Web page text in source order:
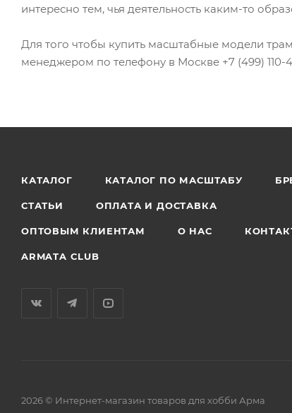
интересно тем, чья деятельность каким-то
Для того чтобы купить масштабные модели
менеджером по телефону в Москве +7 (499) 110-
КАТАЛОГ КАТАЛОГ ПО МАСШТАБУ
СТАТЬИ ОПЛАТА И ДОСТАВКА
ОПТОВЫМ КЛИЕНТАМ О НАС
ARMATA CLUB
2026 © Интернет-магазин товаров для хобби Арма